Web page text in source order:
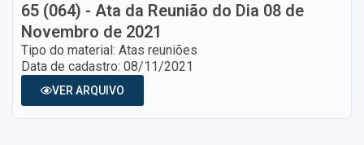
65 (064) - Ata da Reunião do Dia 08 de
Novembro de 2021
Tipo do material: Atas reuniões
Data de cadastro: 08/11/2021
VER ARQUIVO